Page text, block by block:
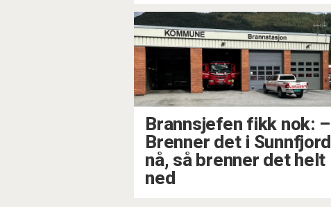
Brannsjefen fikk nok: –
Brenner det i Sunnfjord
nå, så brenner det helt
ned